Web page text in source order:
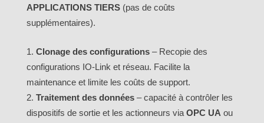
APPLICATIONS TIERS(pas de coûts
supplémentaires).
Clonage des configurations – Recopie des
configurations IO-Link et réseau. Facilite la
maintenance et limite les coûts de support.
Traitement des données – capacité à contrôler les
dispositifs de sortie et les actionneurs via OPC UA ou